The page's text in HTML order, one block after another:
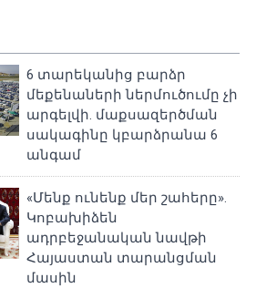
6 տարեկանից բարձր
մեքենաների ներմուծումը չի
արգելվի. մաքսազերծման
սակագինը կբարձրանա 6
անգամ
«Մենք ունենք մեր շահերը».
Կոբախիձեն
ադրբեջանական նավթի
Հայաստան տարանցման
մասին